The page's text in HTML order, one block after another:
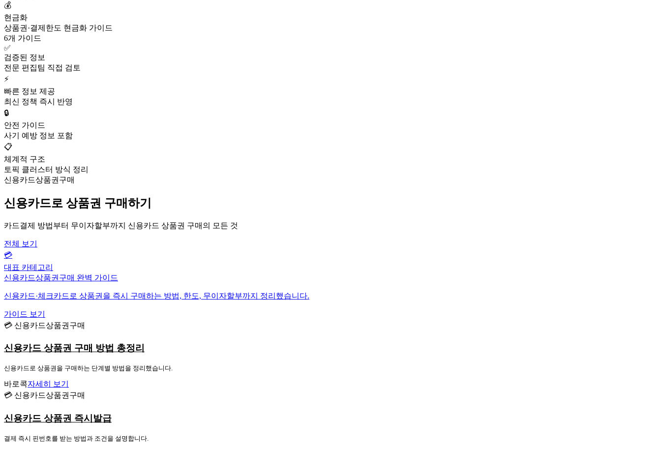
💰
현금화
상품권·결제한도 현금화 가이드
6개 가이드
✅
검증된 정보
전문 편집팀 직접 검토
⚡
빠른 정보 제공
최신 정책 즉시 반영
🔒
안전 가이드
사기 예방 정보 포함
📋
체계적 구조
토픽 클러스터 방식 정리
신용카드상품권구매
신용카드로 상품권 구매하기
카드결제 방법부터 무이자할부까지 신용카드 상품권 구매의 모든 것
전체 보기
💳
대표 카테고리
신용카드상품권구매 완벽 가이드
신용카드·체크카드로 상품권을 즉시 구매하는 방법, 한도, 무이자할부까지 정리했습니다.
가이드 보기
💳 신용카드상품권구매
신용카드 상품권 구매 방법 총정리
신용카드로 상품권을 구매하는 단계별 방법을 정리했습니다.
바로콕자세히 보기
💳 신용카드상품권구매
신용카드 상품권 즉시발급
결제 즉시 핀번호를 받는 방법과 조건을 설명합니다.